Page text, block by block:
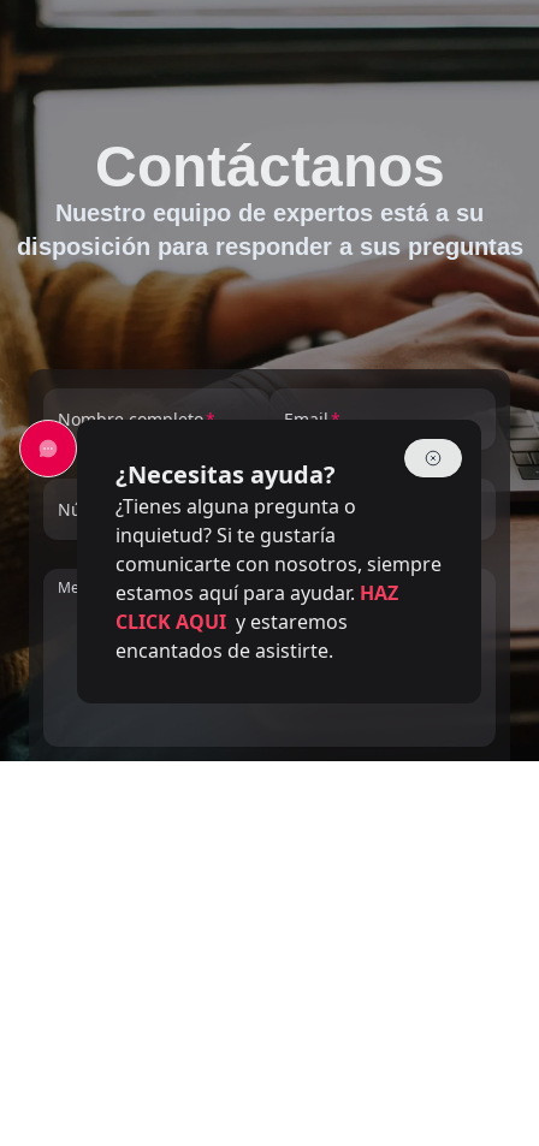
Contáctanos
Nuestro equipo de expertos está a su
disposición para responder a sus preguntas
Nombre completo Email
Número de teléfono Service
Mensaje
¿Necesitas ayuda?
¿Tienes alguna pregunta o
inquietud? Si te gustaría
comunicarte con nosotros, siempre
estamos aquí para ayudar. HAZ
CLICK AQUI y estaremos
encantados de asistirte.